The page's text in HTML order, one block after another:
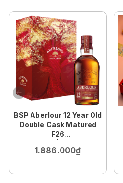
BSP Aberlour 12 Year Old
Double Cask Matured
F26
1.886.000₫